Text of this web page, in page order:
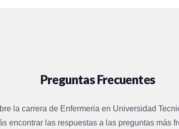
Preguntas Frecuentes
la carrera de Enfermeria en Universidad
encontrar las respuestas a las preguntas más